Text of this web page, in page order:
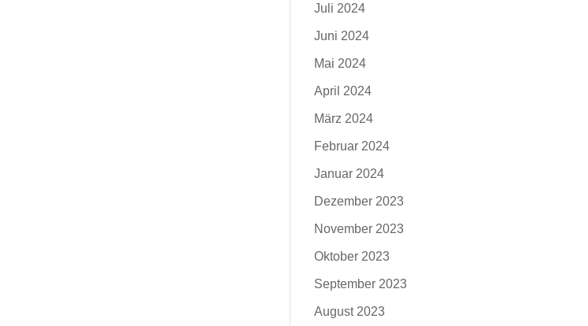
Juli 2024
Juni 2024
Mai 2024
April 2024
März 2024
Februar 2024
Januar 2024
Dezember 2023
November 2023
Oktober 2023
September 2023
August 2023